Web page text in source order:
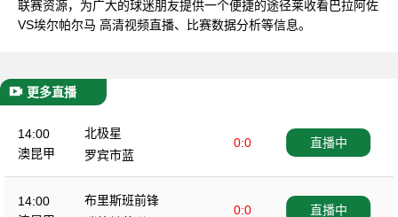
联赛资源，为广大的球迷朋友提供一个便捷的途径莱收看巴拉阿佐
VS埃尔帕尔马 高清视频直播、比赛数据分析等信息。
更多直播
14:00
澳昆甲
北极星
0:0
罗宾市蓝
直播中
14:00
布里斯班前锋
0:0
直播中